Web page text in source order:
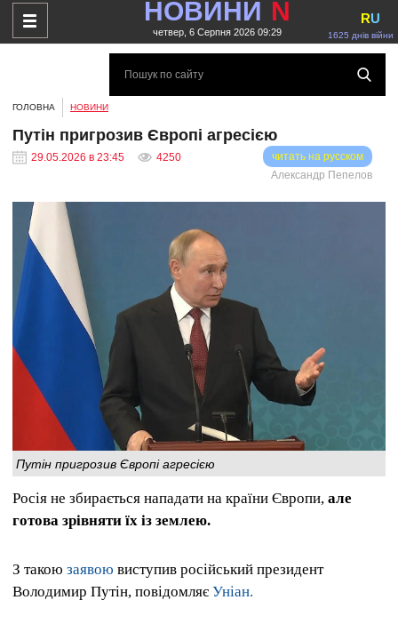
НОВИНИ N
четвер, 6 Серпня 2026 09:29 1625 днів війни
RU
ГОЛОВНА НОВИНИ
Путін пригрозив Європі агресією
29.05.2026 в 23:45 4250
читать на русском
Александр Пепелов
Путін пригрозив Європі агресією
Росія не збирається нападати на країни Європи, але
готова зрівняти їх із землею.
З такою заявою виступив російський президент
Володимир Путін, повідомляє Уніан.